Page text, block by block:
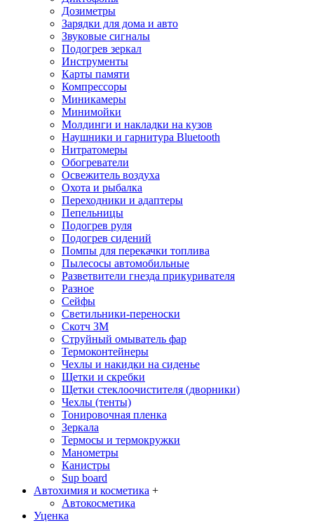
Дозиметры
Зарядки для дома и авто
Звуковые сигналы
Подогрев зеркал
Инструменты
Карты памяти
Компрессоры
Миникамеры
Минимойки
Молдинги и накладки на кузов
Наушники и гарнитура Bluetooth
Нитратомеры
Обогреватели
Освежитель воздуха
Охота и рыбалка
Переходники и адаптеры
Пепельницы
Подогрев руля
Подогрев сидений
Помпы для перекачки топлива
Пылесосы автомобильные
Разветвители гнезда прикуривателя
Разное
Сейфы
Светильники-переноски
Скотч 3М
Струйный омыватель фар
Термоконтейнеры
Чехлы и накидки на сиденье
Щетки и скребки
Щетки стеклоочистителя (дворники)
Чехлы (тенты)
Тонировочная пленка
Зеркалa
Термосы и термокружки
Манометры
Канистры
Sup board
Автохимия и косметика +
Автокосметика
Уценка